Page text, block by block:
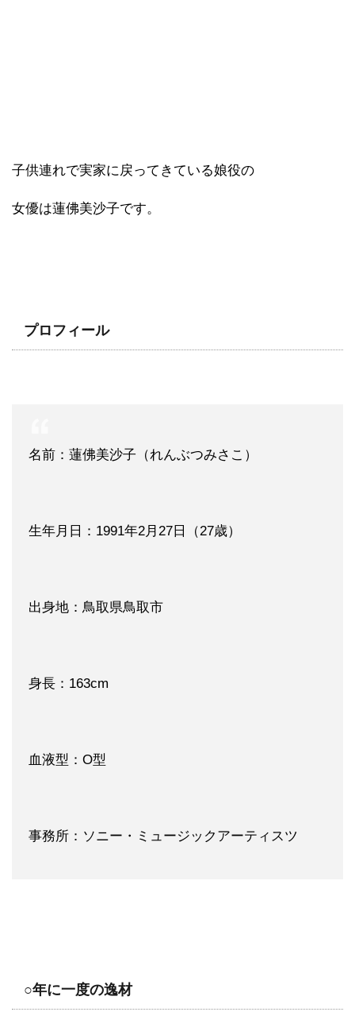
子供連れで実家に戻ってきている娘役の
女優は蓮佛美沙子です。
プロフィール
名前：蓮佛美沙子（れんぶつみさこ）
生年月日：1991年2月27日（27歳）
出身地：鳥取県鳥取市
身長：163cm
血液型：O型
事務所：ソニー・ミュージックアーティスツ
○年に一度の逸材